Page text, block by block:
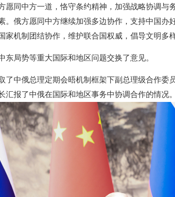
愿同中方一道，恪守条约精神，加强战略协调
。俄方愿同中方继续加强多边协作，支持中国
家机制团结协作，维护联合国权威，倡导文明多
东局势等重大国际和地区问题交换了意见。
了中俄总理定期会晤机制框架下副总理级合作
汇报了中俄在国际和地区事务中协调合作的情况。